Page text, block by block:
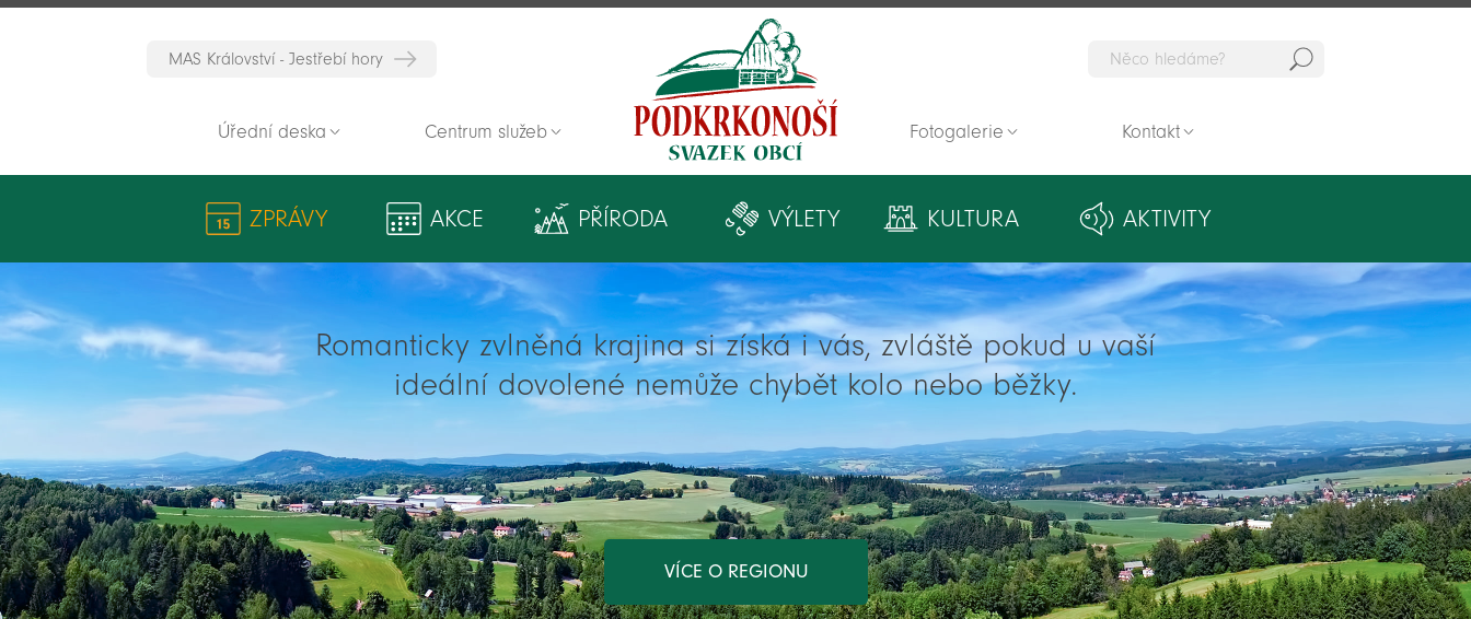
Zpět na titulní stranu
MAS Království - Jestřebí hory
Úřední deska Centrum služeb Fotogalerie Kontakt
ZPRÁVY AKCE PŘÍRODA VÝLETY KULTURA AKTIVITY
Romanticky zvlněná krajina si získá i vás, zvláště pokud u vaší
ideální dovolené nemůže chybět kolo nebo běžky.
VÍCE O REGIONU